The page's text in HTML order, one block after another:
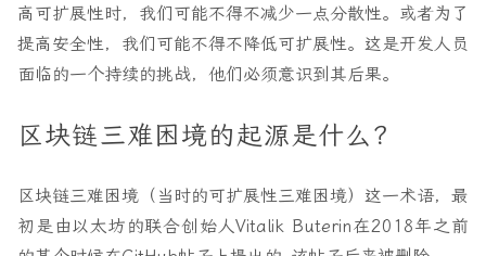
高可扩展性时，我们可能不得不减少一点分散性。或者为了
提高安全性，我们可能不得不降低可扩展性。这是开发人员
面临的一个持续的挑战，他们必须意识到其后果。
区块链三难困境的起源是什么？
区块链三难困境（当时的可扩展性三难困境）这一术语，最
初是由以太坊的联合创始人Vitalik Buterin在2018年之前